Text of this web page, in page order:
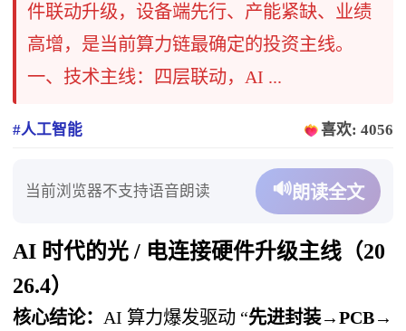
件联动升级，设备端先行、产能紧缺、业绩
高增，是当前算力链最确定的投资主线。
一、技术主线：四层联动，AI ...
#人工智能 喜欢: 4056
当前浏览器不支持语音朗读 🔊朗读全文
AI 时代的光 / 电连接硬件升级主线（20
26.4）
核心结论： AI 算力爆发驱动 “先进封装→PCB→